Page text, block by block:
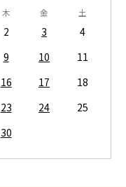
木 金 土
2 3
4
9 10
11
16 17
18
23 24
25
30